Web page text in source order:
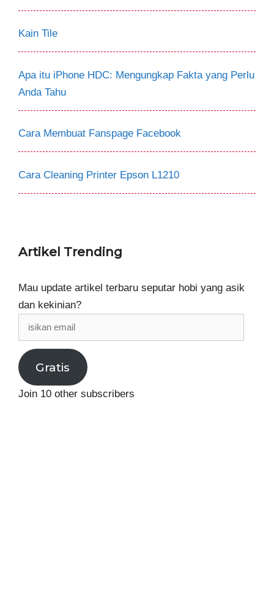
Kain Tile
Apa itu iPhone HDC: Mengungkap Fakta yang Perlu
Anda Tahu
Cara Membuat Fanspage Facebook
Cara Cleaning Printer Epson L1210
Artikel Trending
Mau update artikel terbaru seputar hobi yang asik
dan kekinian?
isikan
email
Gratis
Join 10 other subscribers